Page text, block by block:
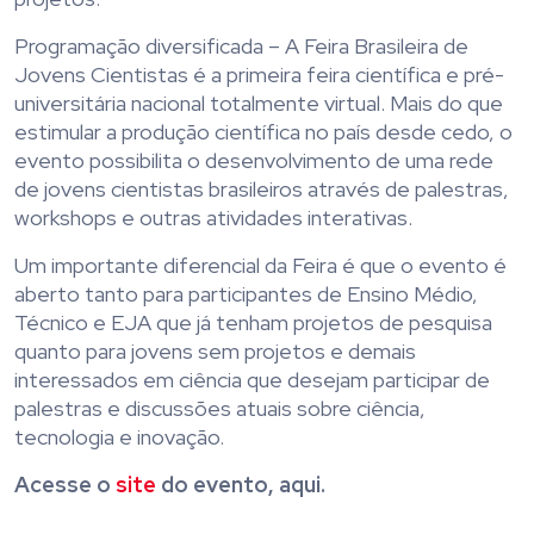
Programação diversificada – A Feira Brasileira de
Jovens Cientistas é a primeira feira científica e pré-
universitária nacional totalmente virtual. Mais do que
estimular a produção científica no país desde cedo, o
evento possibilita o desenvolvimento de uma rede
de jovens cientistas brasileiros através de palestras,
workshops e outras atividades interativas.
Um importante diferencial da Feira é que o evento é
aberto tanto para participantes de Ensino Médio,
Técnico e EJA que já tenham projetos de pesquisa
quanto para jovens sem projetos e demais
interessados em ciência que desejam participar de
palestras e discussões atuais sobre ciência,
tecnologia e inovação.
Acesse o site do evento, aqui.